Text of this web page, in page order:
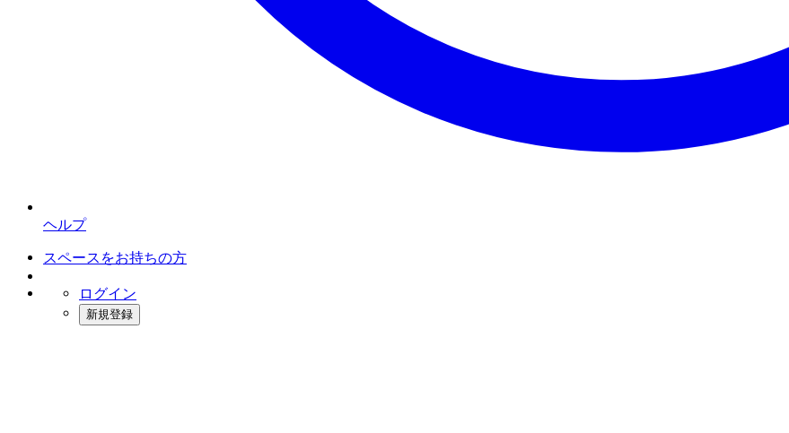
ヘルプ
スペースをお持ちの方
ログイン
新規登録